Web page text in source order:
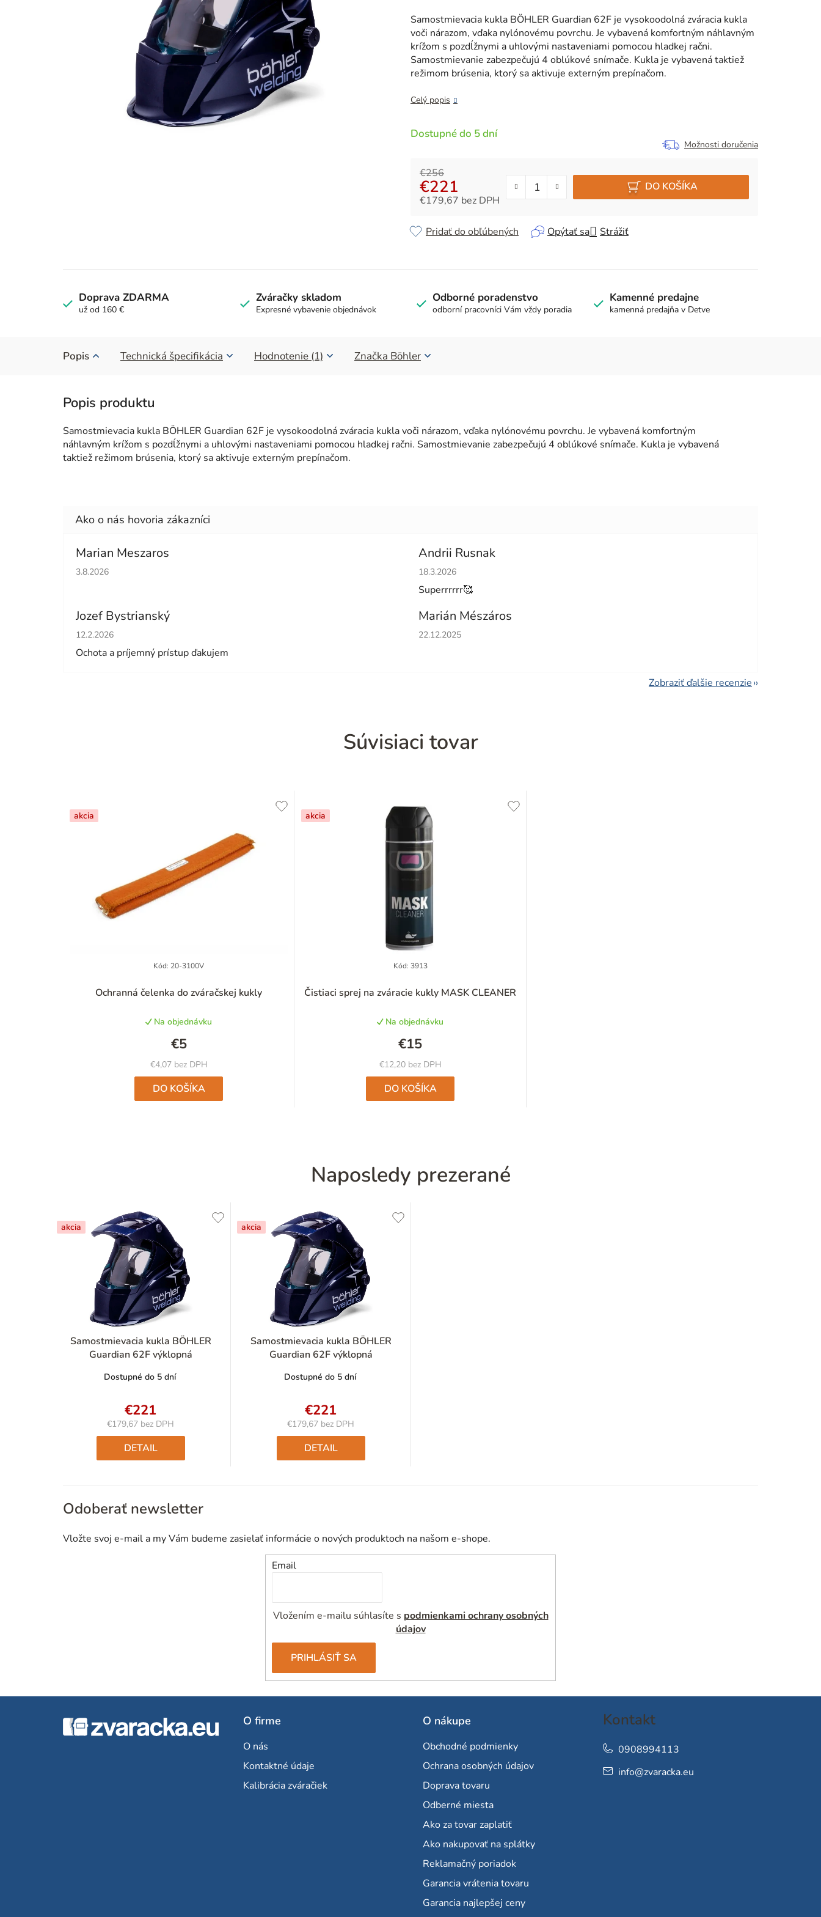
5,0
z
5
hviezdičiek.
Samostmievacia kukla BÖHLER Guardian 62F je vysokoodolná zváracia kukla
voči nárazom, vďaka nylónovému povrchu. Je vybavená komfortným náhlavným
krížom s pozdĺžnymi a uhlovými nastaveniami pomocou hladkej račni.
Samostmievanie zabezpečujú 4 oblúkové snímače. Kukla je vybavená taktiež
režimom brúsenia, ktorý sa aktivuje externým prepínačom.
Celý popis
Dostupné do 5 dní
Možnosti doručenia
€256
€221
€179,67 bez DPH
DO KOŠÍKA
Opýtať sa Strážiť
Pridať do obľúbených
Doprava ZDARMA
už od 160 €
Zváračky skladom
Expresné vybavenie objednávok
Odborné poradenstvo
odborní pracovníci Vám vždy poradia
Kamenné predajne
kamenná predajňa v Detve
Popis Technická špecifikácia Hodnotenie (1) Značka Böhler
Samostmievacia kukla BÖHLER Guardian 62F je vysokoodolná zváracia kukla voči nárazom, vďaka nylónovému povrchu. Je vybavená komfortným
náhlavným krížom s pozdĺžnymi a uhlovými nastaveniami pomocou hladkej račni. Samostmievanie zabezpečujú 4 oblúkové snímače. Kukla je vybavená
taktiež režimom brúsenia, ktorý sa aktivuje externým prepínačom.
Marian Meszaros
Hodnotenie obchodu je 5 z 5 hviezdičiek.
3.8.2026
Andrii Rusnak
Hodnotenie obchodu je 5 z 5 hviezdičiek.
18.3.2026
Superrrrrr🥰
Jozef Bystrianský
Hodnotenie obchodu je 5 z 5 hviezdičiek.
12.2.2026
Ochota a príjemný prístup ďakujem
Marián Mészáros
Hodnotenie obchodu je 5 z 5 hviezdičiek.
22.12.2025
Zobraziť ďalšie recenzie
Súvisiaci tovar
akcia
Ochranná čelenka do zváračskej kukly
Priemerné
hodnotenie
je
4,8
z
5
hviezdičiek.
Na objednávku
€4,07 bez DPH
€5
DO KOŠÍKA
Kód: 20-3100V
akcia
Čistiaci sprej na zváracie kukly MASK CLEANER
hodnotenie
je
4,6
z
5
hviezdičiek.
Na objednávku
€12,20 bez DPH
€15
DO KOŠÍKA
Kód: 3913
Naposledy prezerané
akcia
Samostmievacia kukla BÖHLER
Guardian 62F výklopná
Dostupné do 5 dní
€221
€179,67 bez DPH
Jednotková
cena:
DETAIL
akcia
Samostmievacia kukla BÖHLER
Guardian 62F výklopná
Dostupné do 5 dní
€221
€179,67 bez DPH
Jednotková
cena:
DETAIL
Odoberať newsletter
Vložte svoj e-mail a my Vám budeme zasielať informácie o nových produktoch na našom e-shope.
Email
Vložením e-mailu súhlasíte s podmienkami ochrany osobných
údajov
PRIHLÁSIŤ SA
O firme
O nás
Kontaktné údaje
Kalibrácia zváračiek
O nákupe
Obchodné podmienky
Ochrana osobných údajov
Doprava tovaru
Odberné miesta
Ako za tovar zaplatiť
Ako nakupovať na splátky
Reklamačný poriadok
Garancia vrátenia tovaru
Garancia najlepšej ceny
Kontakt
info@zvaracka.eu
0908994113